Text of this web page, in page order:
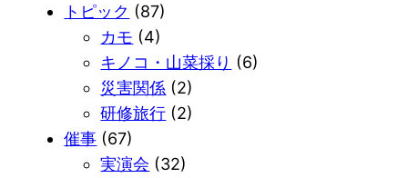
トピック (87)
カモ (4)
キノコ・山菜採り (6)
災害関係 (2)
研修旅行 (2)
催事 (67)
実演会 (32)